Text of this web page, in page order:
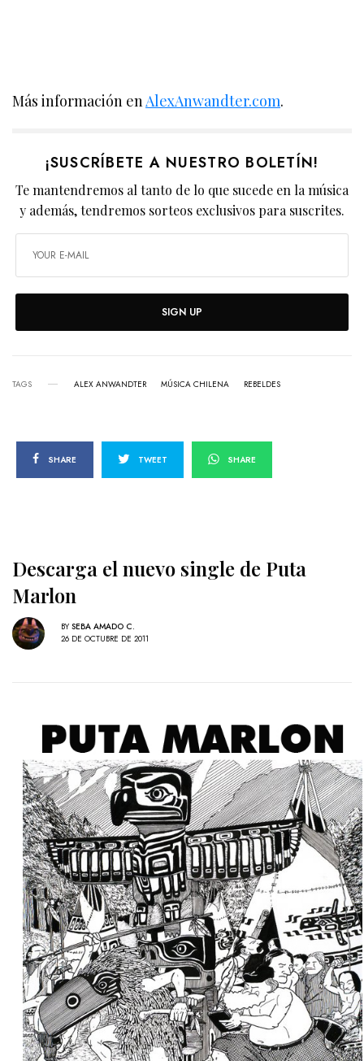
Más información en AlexAnwandter.com.
¡SUSCRÍBETE A NUESTRO BOLETÍN!
Te mantendremos al tanto de lo que sucede en la música
y además, tendremos sorteos exclusivos para suscrites.
SIGN UP
TAGS ALEX ANWANDTER MÚSICA CHILENA REBELDES
SHARE TWEET SHARE
Descarga el nuevo single de Puta
Marlon
BY SEBA AMADO C.
26 DE OCTUBRE DE 2011